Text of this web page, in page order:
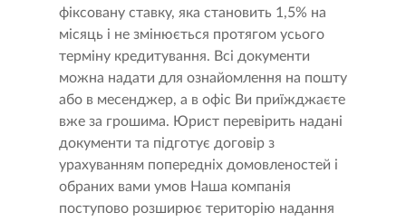
фіксовану ставку, яка становить 1,5% на
мiсяць і не змінюється протягом усього
терміну кредитування. Всі документи
можна надати для ознайомлення на пошту
або в месенджер, а в офіс Ви приїжджаєте
вже за грошима. Юрист перевірить надані
документи та підготує договір з
урахуванням попередніх домовленостей і
обраних вами умов Наша компанія
поступово розширює територію надання